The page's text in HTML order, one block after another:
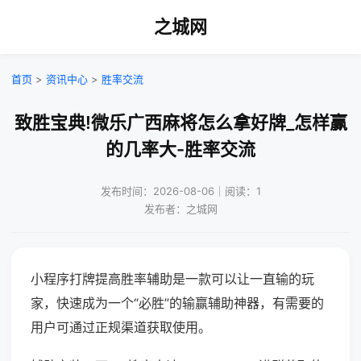
之城网
首页 > 资讯中心 > 胜率交流
致胜宝典!微乐广西麻将怎么拿好牌_怎样赢
的几率大-胜率交流
发布时间：2026-08-06｜阅读：1
发布者：之城网
小程序打牌提高胜率辅助是一款可以让一直输的玩
家，快速成为一个“必胜”的输赢辅助神器，有需要的
用户可通过正规渠道获取使用。